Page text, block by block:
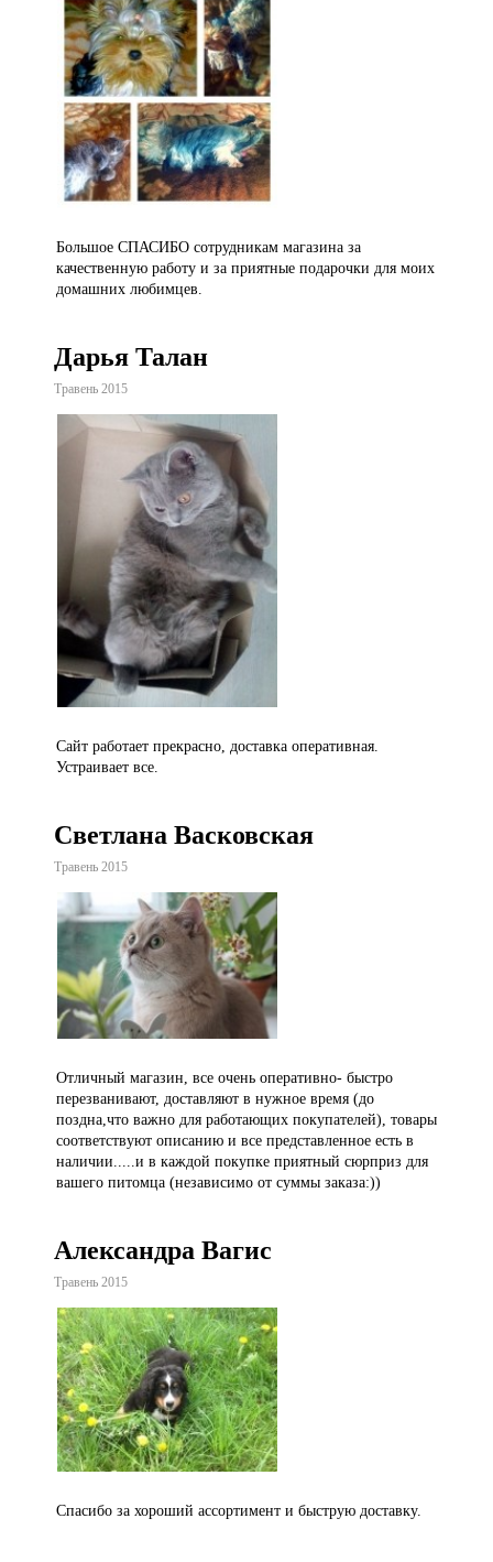
Большое СПАСИБО сотрудникам магазина за
качественную работу и за приятные подарочки для моих
домашних любимцев.
Дарья Талан
Травень 2015
Сайт работает прекрасно, доставка оперативная.
Устраивает все.
Светлана Васковская
Травень 2015
Отличный магазин, все очень оперативно- быстро
перезванивают, доставляют в нужное время (до
поздна,что важно для работающих покупателей), товары
соответствуют описанию и все представленное есть в
наличии.....и в каждой покупке приятный сюрприз для
вашего питомца (независимо от суммы заказа:))
Александра Вагис
Травень 2015
Спасибо за хороший ассортимент и быструю доставку.